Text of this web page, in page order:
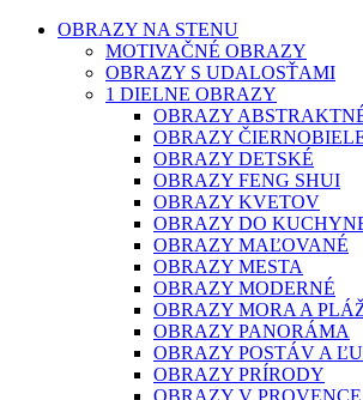
OBRAZY NA STENU
MOTIVAČNÉ OBRAZY
OBRAZY S UDALOSŤAMI
1 DIELNE OBRAZY
OBRAZY
OBRAZY
OBRAZY DETSKÉ
OBRAZY FENG SHUI
OBRAZY KVETOV
OBRAZY DO
OBRAZY MAĽOVANÉ
OBRAZY MESTA
OBRAZY MODERNÉ
OBRAZY MORA A
OBRAZY PANORÁMA
OBRAZY POSTÁV A
OBRAZY PRÍRODY
OBRAZY V